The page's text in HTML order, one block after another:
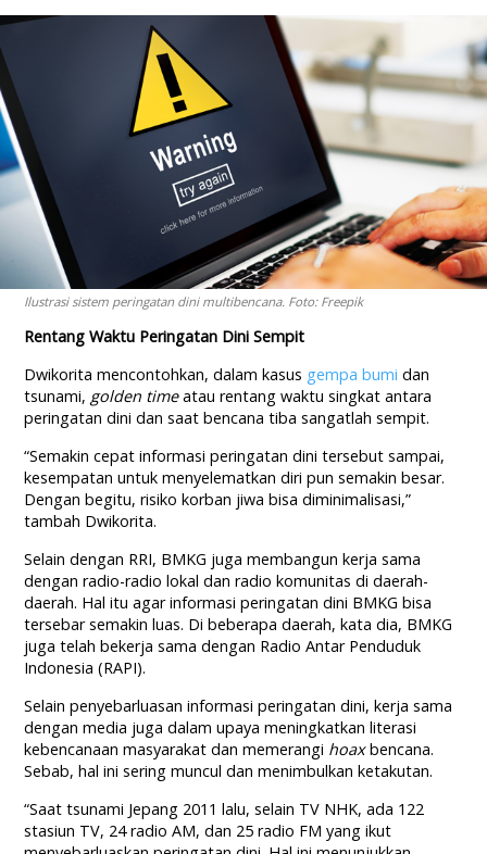
Ilustrasi sistem peringatan dini multibencana. Foto: Freepik
Rentang Waktu Peringatan Dini Sempit
Dwikorita mencontohkan, dalam kasus gempa bumi dan
tsunami, golden timeatau rentang waktu singkat antara
peringatan dini dan saat bencana tiba sangatlah sempit.
“Semakin cepat informasi peringatan dini tersebut sampai,
kesempatan untuk menyelematkan diri pun semakin besar.
Dengan begitu, risiko korban jiwa bisa diminimalisasi,”
tambah Dwikorita.
Selain dengan RRI, BMKG juga membangun kerja sama
dengan radio-radio lokal dan radio komunitas di daerah-
daerah. Hal itu agar informasi peringatan dini BMKG bisa
tersebar semakin luas. Di beberapa daerah, kata dia, BMKG
juga telah bekerja sama dengan Radio Antar Penduduk
Indonesia (RAPI).
Selain penyebarluasan informasi peringatan dini, kerja sama
dengan media juga dalam upaya meningkatkan literasi
kebencanaan masyarakat dan memerangi hoaxbencana.
Sebab, hal ini sering muncul dan menimbulkan ketakutan.
“Saat tsunami Jepang 2011 lalu, selain TV NHK, ada 122
stasiun TV, 24 radio AM, dan 25 radio FM yang ikut